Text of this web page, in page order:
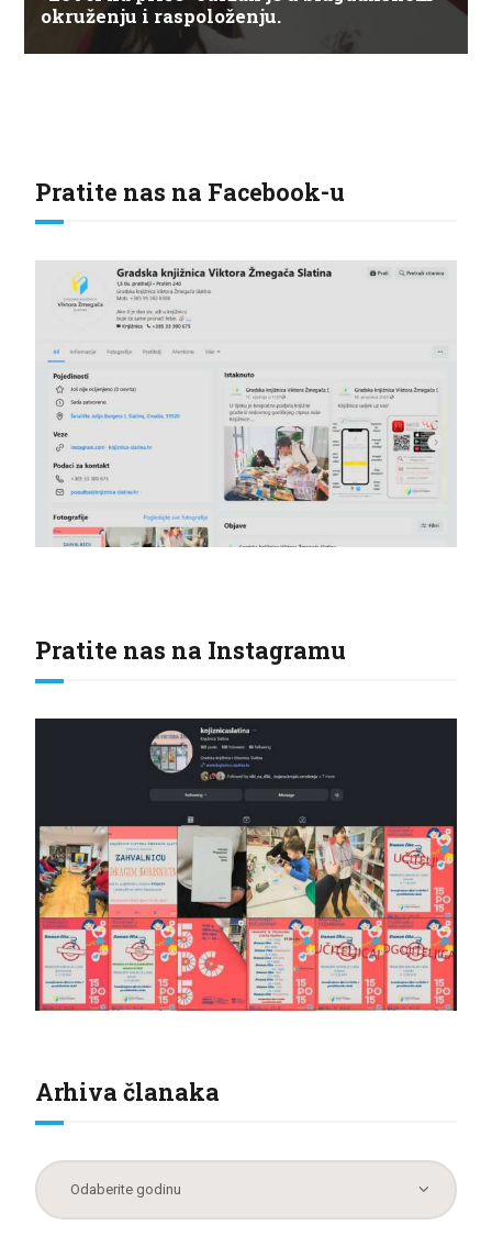
okruženju i raspoloženju.
Pratite nas na Facebook-u
Pratite nas na Instagramu
Arhiva članaka